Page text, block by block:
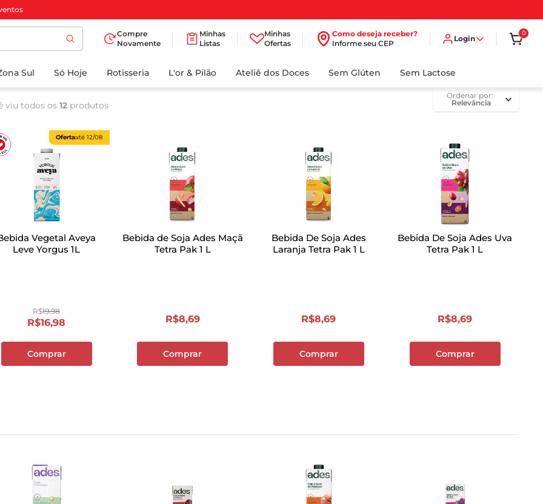
Compre
Novamente
Minhas
Listas
Minhas
Ofertas
Como deseja receber?
Informe seu CEP
Login
0
Sul Só Hoje Rotisseria L'or & Pilão Ateliê dos Doces Sem Glúten Sem Lactose
viu todos os12 produtos
ordenar por
Relevância
Ofertaaté12/08
Vegetal Aveya
Leve Yorgus 1L
R$19,98
R$16,98
Comprar
Bebida de Soja Ades Maçã
Tetra Pak 1 L
R$8,69
Comprar
Bebida De Soja Ades
Laranja Tetra Pak 1 L
R$8,69
Comprar
Bebida De Soja Ades Uva
Tetra Pak 1 L
R$8,69
Comprar
BUSCADOS
3º
biscoito